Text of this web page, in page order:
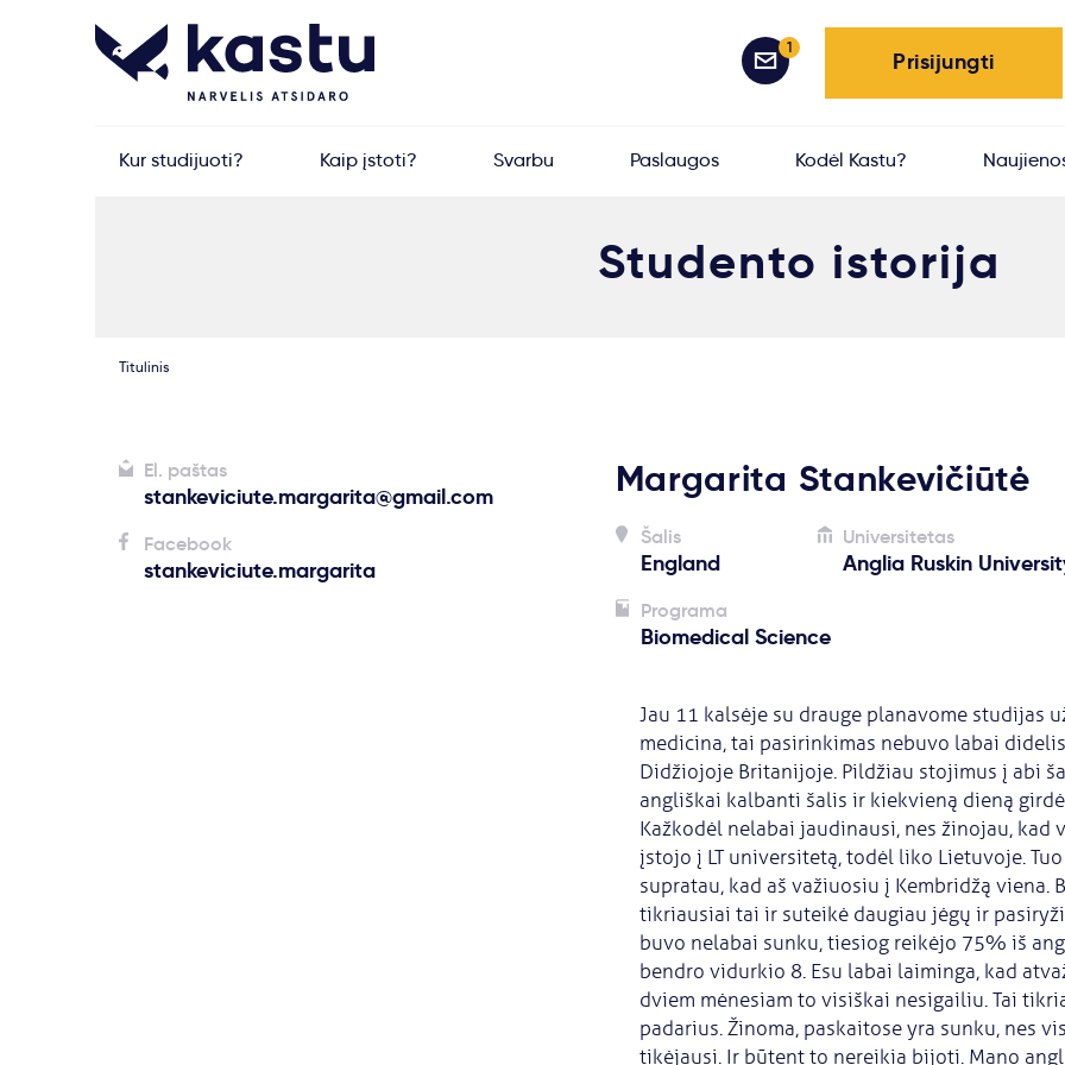
Prisijungti
1
Kur studijuoti? Kaip įstoti? Svarbu Paslaugos Kodėl Kastu?
Studento istorija
Titulinis
El. paštas
stankeviciute.margarita@gmail.com
Facebook
stankeviciute.margarita
Margarita Stankevičiūtė
Šalis
England
Universitetas
Anglia Ruskin
Programa
Biomedical Science
Jau 11 kalsėje su drauge planavome studijas
medicina, tai pasirinkimas nebuvo labai
Didžiojoje Britanijoje. Pildžiau stojimus į abi
angliškai kalbanti šalis ir kiekvieną dieną
Kažkodėl nelabai jaudinausi, nes žinojau,
įstojo į LT universitetą, todėl liko Lietuvoje.
supratau, kad aš važiuosiu į Kembridžą viena.
tikriausiai tai ir suteikė daugiau jėgų ir
buvo nelabai sunku, tiesiog reikėjo 75% iš
bendro vidurkio 8. Esu labai laiminga, kad
dviem mėnesiam to visiškai nesigailiu. Tai
padarius. Žinoma, paskaitose yra sunku, nes
tikėjausi. Ir būtent to nereikia bijoti. Mano